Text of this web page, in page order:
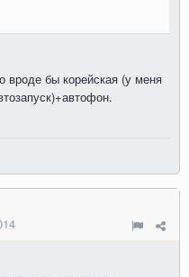
вроде бы корейская (у меня